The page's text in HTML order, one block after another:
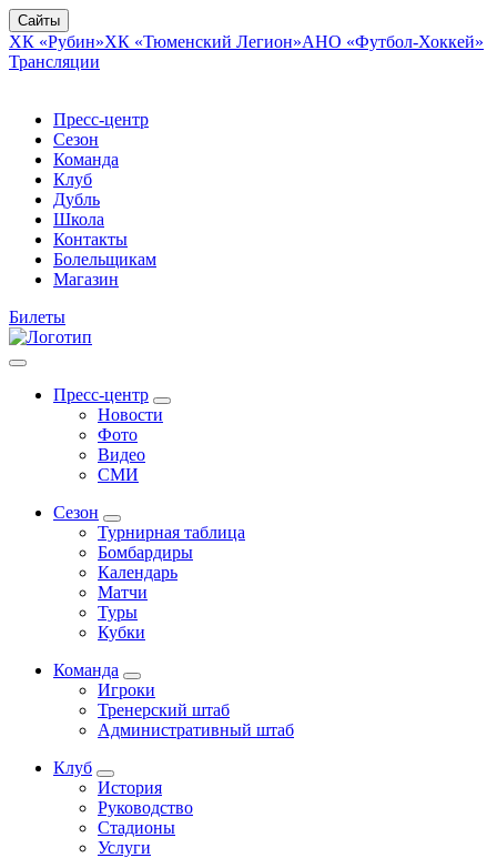
Сайты
ХК «Рубин»ХК «Тюменский Легион»АНО «Футбол-Хоккей»
Трансляции
Пресс-центр
Сезон
Команда
Клуб
Дубль
Школа
Контакты
Болельщикам
Магазин
Билеты
Пресс-центр
Новости
Фото
Видео
СМИ
Сезон
Турнирная таблица
Бомбардиры
Календарь
Матчи
Туры
Кубки
Команда
Игроки
Тренерский штаб
Административный штаб
Клуб
История
Руководство
Стадионы
Услуги